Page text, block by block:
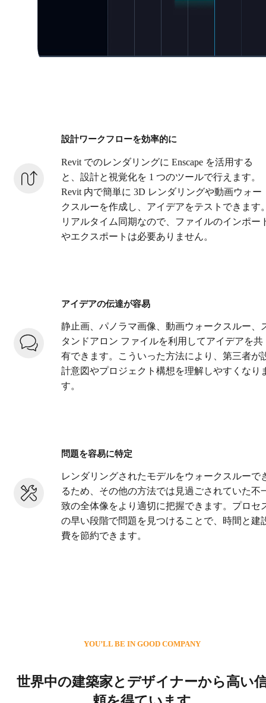
設計ワークフローを効率的に
Revit でのレンダリングに Enscape を活用する
と、設計と視覚化を 1 つのツールで行えます。
Revit 内で簡単に 3D レンダリングや動画ウォー
クスルーを作成し、アイデアをテストできます
リアルタイム同期なので、ファイルのインポー
やエクスポートは必要ありません。
アイデアの伝達が容易
静止画、パノラマ画像、動画ウォークスルー、
タンドアロン ファイルを利用してアイデアを共
有できます。こういった方法により、第三者が
計意図やプロジェクト構想を理解しやすくなり
す。
問題を容易に特定
レンダリングされたモデルをウォークスルーで
るため、その他の方法では見過ごされていた不
致の全体像をより適切に把握できます。プロセ
の早い段階で問題を見つけることで、時間と建
費を節約できます。
世界中の建築家とデザイナーから高い
YOU’LL BE IN GOOD COMPANY